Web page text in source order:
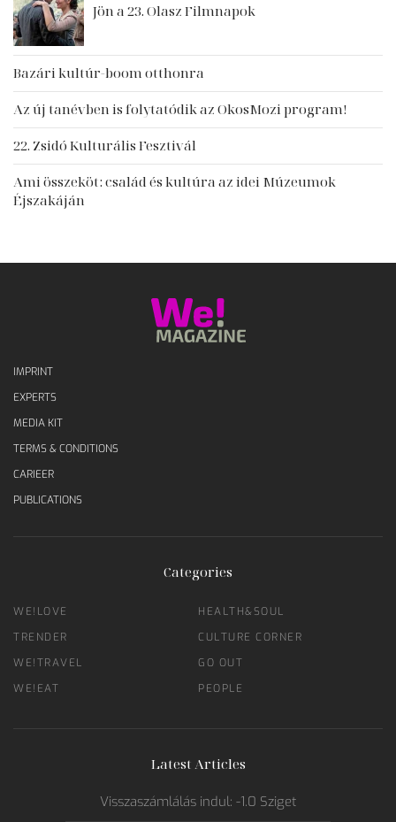
Jön a 23. Olasz Filmnapok
Bazári kultúr-boom otthonra
Az új tanévben is folytatódik az OkosMozi program!
22. Zsidó Kulturális Fesztivál
Ami összeköt: család és kultúra az idei Múzeumok
Éjszakáján
IMPRINT
EXPERTS
MEDIA KIT
TERMS & CONDITIONS
CARIEER
PUBLICATIONS
Categories
WE!LOVE
TRENDER
WE!TRAVEL
WE!EAT
HEALTH&SOUL
CULTURE CORNER
GO OUT
PEOPLE
Latest Articles
Visszaszámlálás indul: -1.0 Sziget